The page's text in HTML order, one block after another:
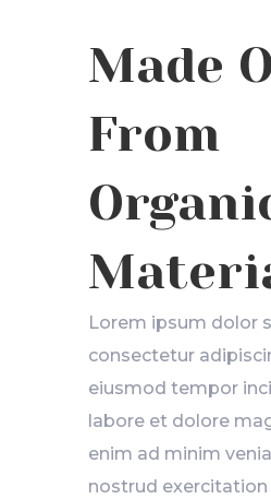
Made
From
Lorem ipsum dolor
consectetur
eiusmod tempor
labore et dolore
enim ad minim
nostrud